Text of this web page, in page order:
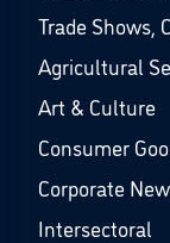
Trade Shows,
Agricultural
Art & Culture
Consumer
Corporate
Intersectoral